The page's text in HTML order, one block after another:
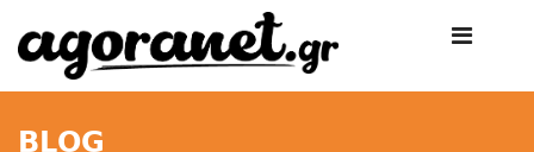
𝗕𝗟𝗢𝗚